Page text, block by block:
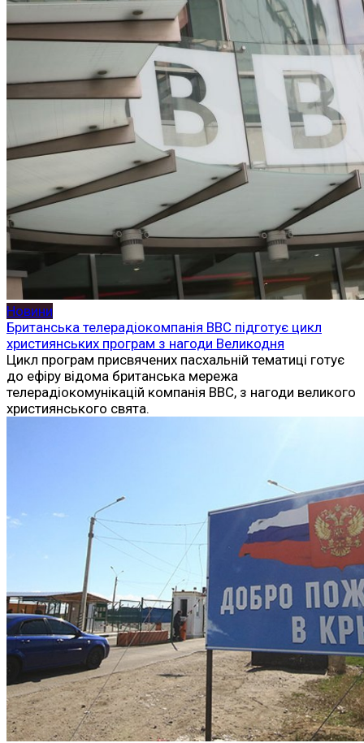
Новини
Британська телерадіокомпанія BBC підготує цикл
християнських програм з нагоди Великодня
Цикл програм присвячених пасхальній тематиці готує
до ефіру відома британська мережа
телерадіокомунікацій компанія ВВС, з нагоди великого
християнського свята.